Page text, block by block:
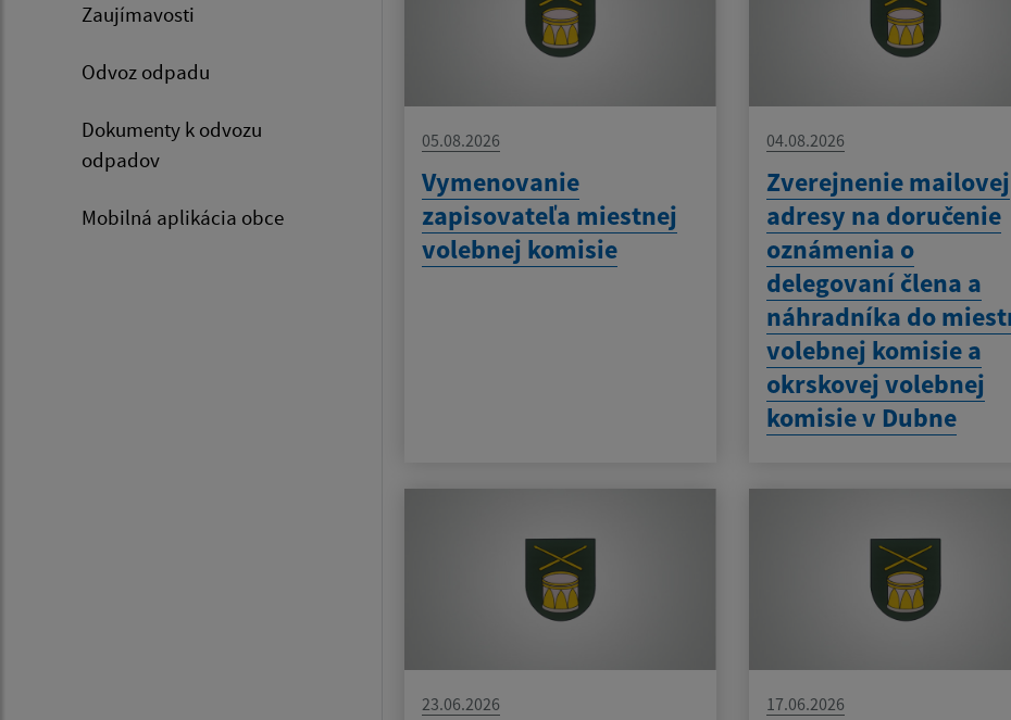
Zaujímavosti
Odvoz odpadu
Dokumenty k odvozu
odpadov
Mobilná aplikácia obce
05.08.2026
Vymenovanie
zapisovateľa miestnej
volebnej komisie
04.08.2026
Zverejnenie mailovej
adresy na doručenie
oznámenia o
delegovaní člena a
náhradníka do
volebnej komisie a
okrskovej volebnej
komisie v Dubne
23.06.2026 17.06.2026